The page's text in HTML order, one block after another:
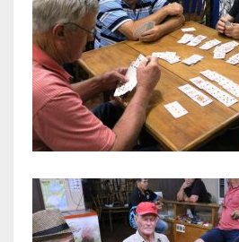
Galeria de Vereadores
Galeria de Fotos
Vídeos
Programas
Publicações
Covid 19